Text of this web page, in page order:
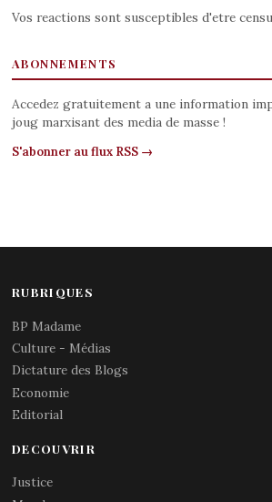
Vos reactions sont susceptibles d'etre
ABONNEMENTS
Accedez gratuitement a une information
joug marxisant des media de masse !
S'abonner au flux RSS →
RUBRIQUES
BP Madame
Culture - Médias
Dictature des Blogs
Economie
Editorial
DECOUVRIR
Justice